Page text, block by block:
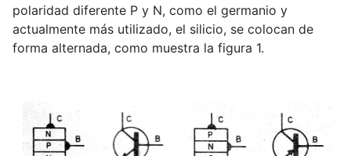
polaridad diferente P y N, como el germanio y
actualmente más utilizado, el silicio, se colocan de
forma alternada, como muestra la figura 1.